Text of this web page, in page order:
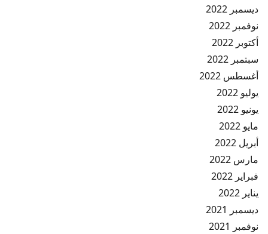
ديسمبر 2022
نوفمبر 2022
أكتوبر 2022
سبتمبر 2022
أغسطس 2022
يوليو 2022
يونيو 2022
مايو 2022
أبريل 2022
مارس 2022
فبراير 2022
يناير 2022
ديسمبر 2021
نوفمبر 2021